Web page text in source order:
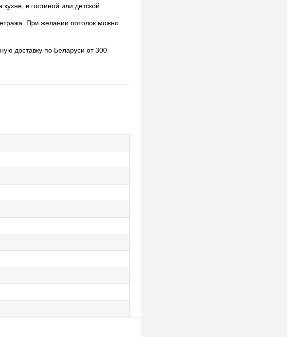
в гостиной или детской.
При желании потолок можно
доставку по Беларуси от 300